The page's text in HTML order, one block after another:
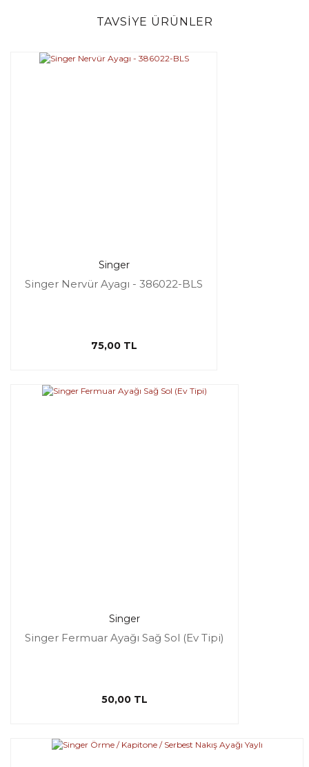
TAVSİYE ÜRÜNLER
Singer
Singer Nervür Ayagı - 386022-BLS
75,00 TL
Singer
Singer Fermuar Ayağı Sağ Sol (Ev Tipi)
50,00 TL